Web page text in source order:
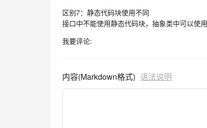
区别7：静态代码块使用不同
接口中不能使用静态代码块，抽象类中可以使用
我要评论:
内容(Markdown格式) 语法说明